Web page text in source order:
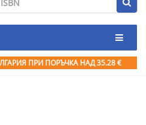
ПРИ ПОРЪЧКА НАД 35.28 €